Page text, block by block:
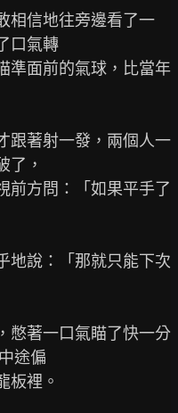
信地往旁邊看了一
口氣轉
準面前的氣球，比當年
著射一發，兩個人一
了，
前方問：「如果平手了
說：「那就只能下次
著一口氣瞄了快一分
途偏
板裡。